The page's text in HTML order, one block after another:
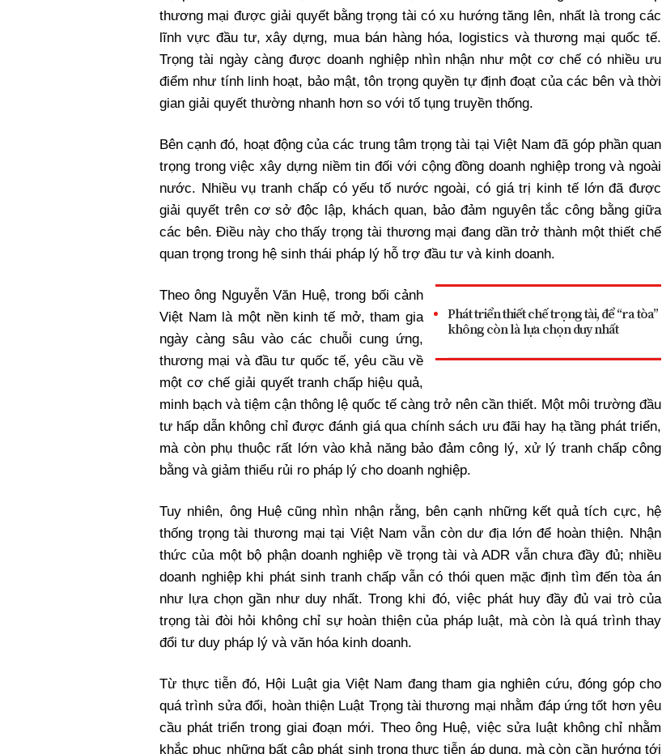
thương mại được giải quyết bằng trọng tài có xu hướng tăng lên, nhất là trong các
lĩnh vực đầu tư, xây dựng, mua bán hàng hóa, logistics và thương mại quốc tế.
Trọng tài ngày càng được doanh nghiệp nhìn nhận như một cơ chế có nhiều ưu
điểm như tính linh hoạt, bảo mật, tôn trọng quyền tự định đoạt của các bên và thời
gian giải quyết thường nhanh hơn so với tố tụng truyền thống.
Bên cạnh đó, hoạt động của các trung tâm trọng tài tại Việt Nam đã góp phần quan
trọng trong việc xây dựng niềm tin đối với cộng đồng doanh nghiệp trong và ngoài
nước. Nhiều vụ tranh chấp có yếu tố nước ngoài, có giá trị kinh tế lớn đã được
giải quyết trên cơ sở độc lập, khách quan, bảo đảm nguyên tắc công bằng giữa
các bên. Điều này cho thấy trọng tài thương mại đang dần trở thành một thiết chế
quan trọng trong hệ sinh thái pháp lý hỗ trợ đầu tư và kinh doanh.
Phát triển thiết chế trọng tài, để “ra tòa”
không còn là lựa chọn duy nhất
Theo ông Nguyễn Văn Huệ, trong bối cảnh
Việt Nam là một nền kinh tế mở, tham gia
ngày càng sâu vào các chuỗi cung ứng,
thương mại và đầu tư quốc tế, yêu cầu về
một cơ chế giải quyết tranh chấp hiệu quả,
minh bạch và tiệm cận thông lệ quốc tế càng trở nên cần thiết. Một môi trường đầu
tư hấp dẫn không chỉ được đánh giá qua chính sách ưu đãi hay hạ tầng phát triển,
mà còn phụ thuộc rất lớn vào khả năng bảo đảm công lý, xử lý tranh chấp công
bằng và giảm thiểu rủi ro pháp lý cho doanh nghiệp.
Tuy nhiên, ông Huệ cũng nhìn nhận rằng, bên cạnh những kết quả tích cực, hệ
thống trọng tài thương mại tại Việt Nam vẫn còn dư địa lớn để hoàn thiện. Nhận
thức của một bộ phận doanh nghiệp về trọng tài và ADR vẫn chưa đầy đủ; nhiều
doanh nghiệp khi phát sinh tranh chấp vẫn có thói quen mặc định tìm đến tòa án
như lựa chọn gần như duy nhất. Trong khi đó, việc phát huy đầy đủ vai trò của
trọng tài đòi hỏi không chỉ sự hoàn thiện của pháp luật, mà còn là quá trình thay
đổi tư duy pháp lý và văn hóa kinh doanh.
Từ thực tiễn đó, Hội Luật gia Việt Nam đang tham gia nghiên cứu, đóng góp cho
quá trình sửa đổi, hoàn thiện Luật Trọng tài thương mại nhằm đáp ứng tốt hơn yêu
cầu phát triển trong giai đoạn mới. Theo ông Huệ, việc sửa luật không chỉ nhằm
khắc phục những bất cập phát sinh trong thực tiễn áp dụng, mà còn cần hướng tới